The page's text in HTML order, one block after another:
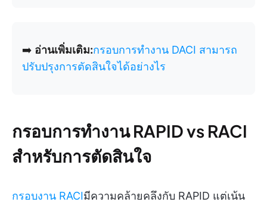
➡️ อ่านเพิ่มเติม:กรอบการทำงาน DACI สามารถ
ปรับปรุงการตัดสินใจได้อย่างไร
กรอบการทำงาน RAPID vs RACI
สำหรับการตัดสินใจ
กรอบงาน RACIมีความคล้ายคลึงกับ RAPID แต่เน้น